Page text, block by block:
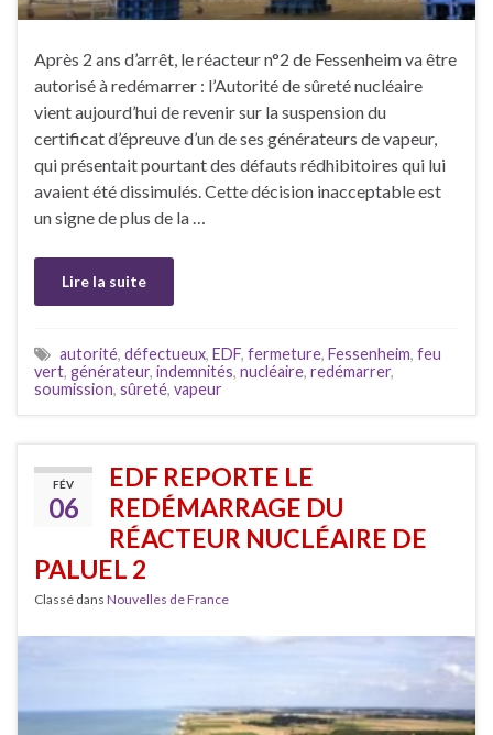
Après 2 ans d’arrêt, le réacteur n°2 de Fessenheim va être
autorisé à redémarrer : l’Autorité de sûreté nucléaire
vient aujourd’hui de revenir sur la suspension du
certificat d’épreuve d’un de ses générateurs de vapeur,
qui présentait pourtant des défauts rédhibitoires qui lui
avaient été dissimulés. Cette décision inacceptable est
un signe de plus de la …
Lire la suite
autorité, défectueux, EDF, fermeture, Fessenheim, feu
vert, générateur, indemnités, nucléaire, redémarrer,
soumission, sûreté, vapeur
FÉV
06
EDF REPORTE LE
REDÉMARRAGE DU
RÉACTEUR NUCLÉAIRE DE
PALUEL 2
Classé dans Nouvelles de France